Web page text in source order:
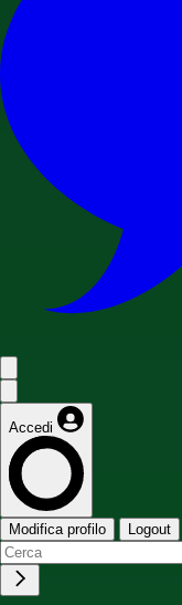
Accedi
Modifica profilo Logout